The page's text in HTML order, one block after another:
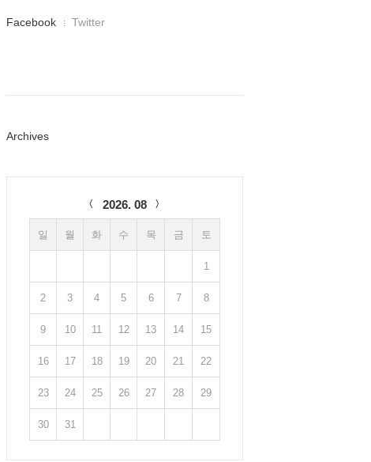
페
러
Facebook Twitter
Archives
2026. 08
일 월 화 수 목 금 토
1
2 3 4 5 6 7 8
9 10 11 12 13 14 15
16 17 18 19 20 21 22
23 24 25 26 27 28 29
30 31